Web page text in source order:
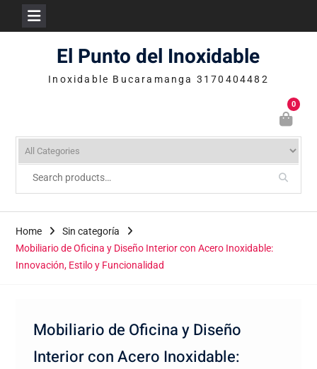
El Punto del Inoxidable
Inoxidable Bucaramanga 3170404482
0
Home
Sin categoría
Mobiliario de Oficina y Diseño Interior con Acero Inoxidable:
Innovación, Estilo y Funcionalidad
Mobiliario de Oficina y Diseño
Interior con Acero Inoxidable: